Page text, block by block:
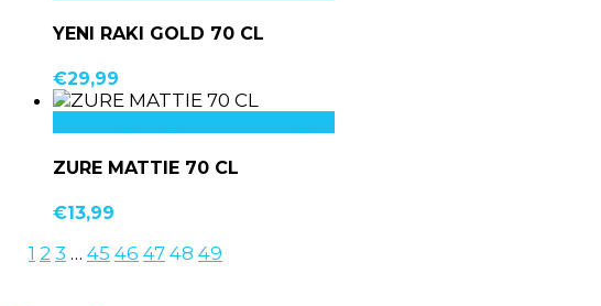
YENI RAKI GOLD 70 CL
€29,99
ZURE MATTIE 70 CL
€13,99
1 2 3 … 45 46 47 48 49